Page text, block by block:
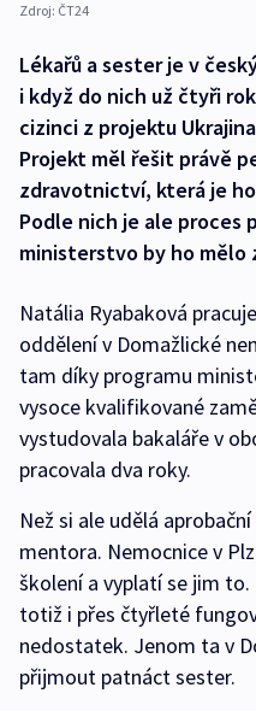
Zdroj: ČT24
Lékařů a sester je v
i když do nich už čtyři
cizinci z projektu
Projekt měl řešit právě
zdravotnictví, která je
Podle nich je ale proces
ministerstvo by ho mělo
Natália Ryabaková
oddělení v Domažlické
tam díky programu
vysoce kvalifikované
vystudovala bakaláře v
pracovala dva roky.
Než si ale udělá
mentora. Nemocnice v
školení a vyplatí se jim
totiž i přes čtyřleté
nedostatek. Jenom ta v
přijmout patnáct sester.